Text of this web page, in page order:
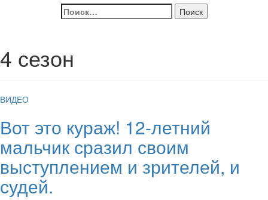
Найти:
4 сезон
ВИДЕО
Вот это кураж! 12-летний
мальчик сразил своим
выступлением и зрителей, и
судей.